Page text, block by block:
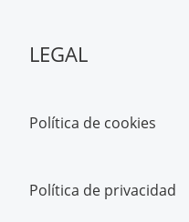
LEGAL
Política de cookies
Política de privacidad